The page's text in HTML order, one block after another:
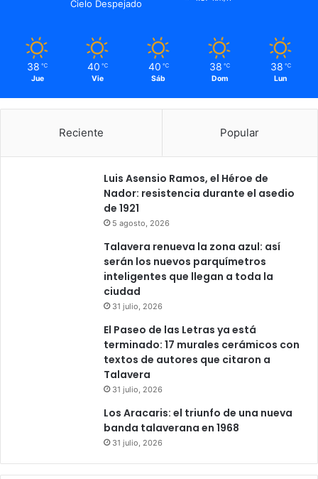
Cielo Despejado
38 ℃
Jue
40 ℃
Vie
40 ℃
Sáb
38 ℃
Dom
38 ℃
Lun
Reciente Popular
Luis Asensio Ramos, el Héroe de
Nador: resistencia durante el asedio
de 1921
5 agosto, 2026
Talavera renueva la zona azul: así
serán los nuevos parquímetros
inteligentes que llegan a toda la
ciudad
31 julio, 2026
El Paseo de las Letras ya está
terminado: 17 murales cerámicos con
textos de autores que citaron a
Talavera
31 julio, 2026
Los Aracaris: el triunfo de una nueva
banda talaverana en 1968
31 julio, 2026